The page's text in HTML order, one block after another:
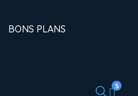
BONS PLANS
5